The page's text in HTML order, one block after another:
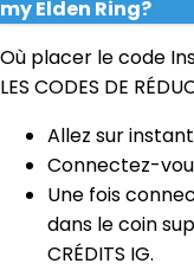
my Elden Ring?
Où placer le code
LES CODES DE
Allez sur
Connectez-
Une fois
dans le coin
CRÉDITS IG.